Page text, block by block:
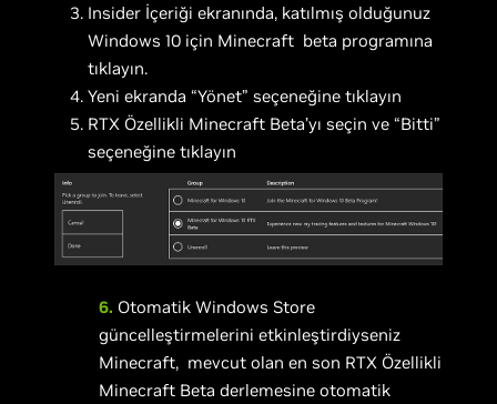
Insider İçeriği ekranında, katılmış olduğunuz
Windows 10 için Minecraft beta programına
tıklayın.
Yeni ekranda “Yönet” seçeneğine tıklayın
RTX Özellikli Minecraft Beta’yı seçin ve “Bitti”
seçeneğine tıklayın
6. Otomatik Windows Store
güncelleştirmelerini etkinleştirdiyseniz
Minecraft, mevcut olan en son RTX Özellikli
Minecraft Beta derlemesine otomatik